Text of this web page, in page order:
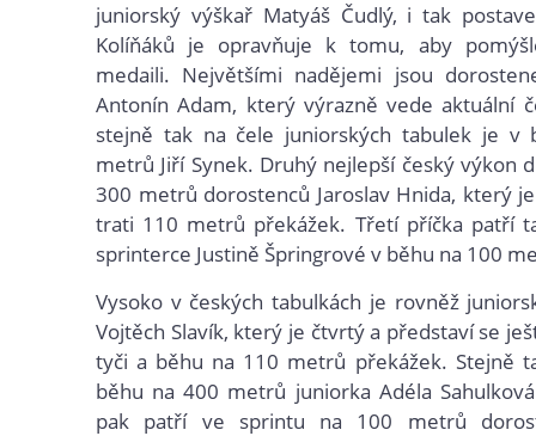
juniorský výškař Matyáš Čudlý, i tak
Kolíňáků je opravňuje k tomu, aby
medaili. Největšími nadějemi jsou
Antonín Adam, který výrazně vede aktuální
stejně tak na čele juniorských tabulek je v
metrů Jiří Synek. Druhý nejlepší český výkon
300 metrů dorostenců Jaroslav Hnida, který
trati 110 metrů překážek. Třetí příčka patří
sprinterce Justině Špringrové v běhu na 100
Vysoko v českých tabulkách je rovněž
Vojtěch Slavík, který je čtvrtý a představí se
tyči a běhu na 110 metrů překážek. Stejně
běhu na 400 metrů juniorka Adéla
pak patří ve sprintu na 100 metrů